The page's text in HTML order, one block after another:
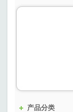
产品分类